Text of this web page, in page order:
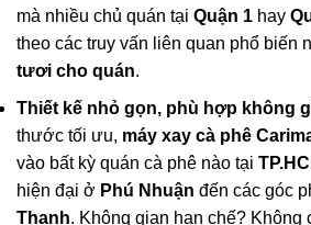
mà nhiều chủ quán tại Quận 1 hay
theo các truy vấn liên quan phổ biến
tươi cho quán.
Thiết kế nhỏ gọn, phù hợp không
thước tối ưu, máy xay cà phê
vào bất kỳ quán cà phê nào tại
hiện đại ở Phú Nhuận đến các góc
Thạnh. Không gian hạn chế? Không